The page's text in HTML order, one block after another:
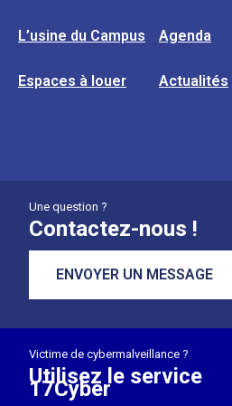
L’usine du Campus Agenda
Espaces à louer Actualités
Une question ?
Contactez-nous !
ENVOYER UN MESSAGE
Victime de cybermalveillance ?
Utilisez le service
17Cyber